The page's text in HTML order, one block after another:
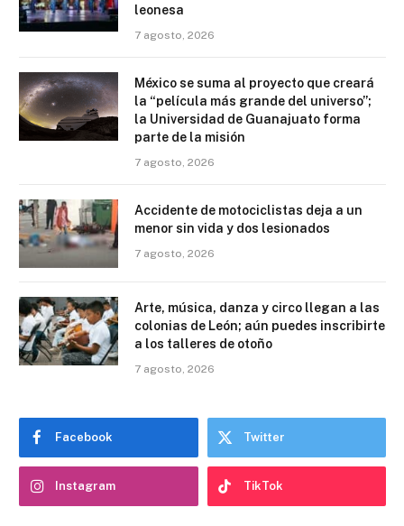
leonesa
7 agosto, 2026
México se suma al proyecto que creará
la “película más grande del universo”;
la Universidad de Guanajuato forma
parte de la misión
7 agosto, 2026
Accidente de motociclistas deja a un
menor sin vida y dos lesionados
7 agosto, 2026
Arte, música, danza y circo llegan a las
colonias de León; aún puedes inscribirte
a los talleres de otoño
7 agosto, 2026
Facebook Twitter
Instagram TikTok